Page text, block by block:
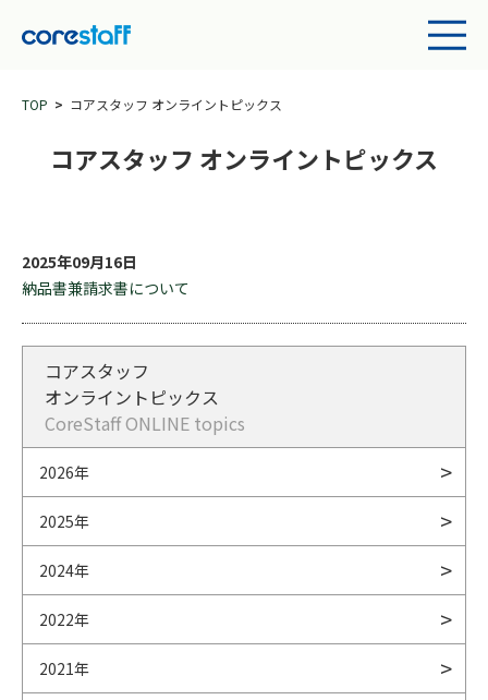
TOP コアスタッフ オンライントピックス
コアスタッフ オンライントピックス
2025年09月16日
納品書兼請求書について
コアスタッフ
オンライントピックス
CoreStaff ONLINE topics
2026年
2025年
2024年
2022年
2021年